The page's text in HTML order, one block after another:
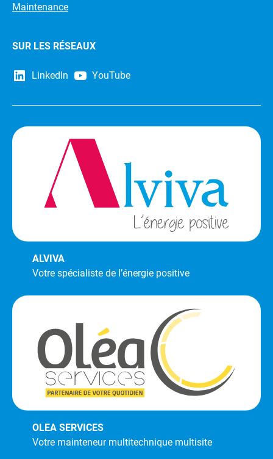
Maintenance
SUR LES RÉSEAUX
LinkedIn YouTube
ALVIVA
Votre spécialiste de l’énergie positive
OLEA SERVICES
Votre mainteneur multitechnique multisite